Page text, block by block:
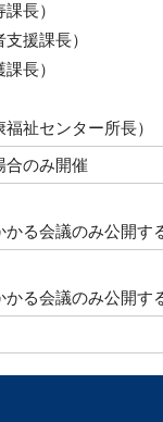
長）
援課長）
長）
センター所長）
合のみ開催
る会議のみ公開す
る会議のみ公開す